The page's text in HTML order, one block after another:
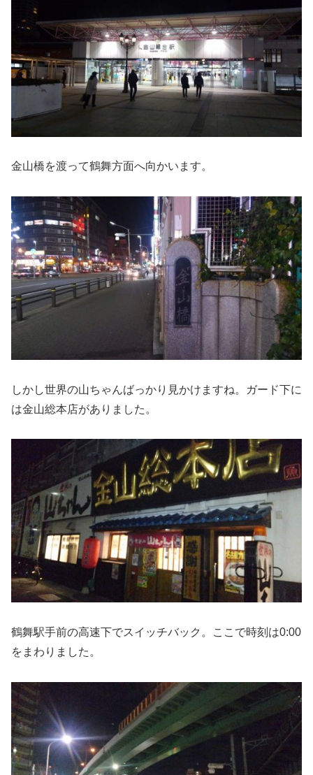
金山橋を渡って鶴舞方面へ向かいます。
しかし世界の山ちゃんばっかり見かけますね。ガード下に
は金山総本店がありました。
鶴舞駅手前の高速下でスイッチバック。ここで時刻は0:00
をまわりました。